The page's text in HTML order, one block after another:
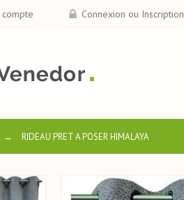
Connexion ou Inscription
→ RIDEAU PRET A POSER HIMALAYA